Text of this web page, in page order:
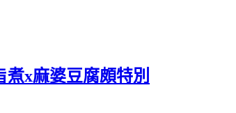
x麻婆豆腐頗特別